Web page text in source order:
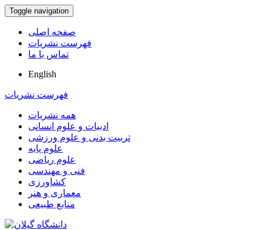
Toggle navigation
صفحه اصلی
فهرست نشریات
تماس با ما
English
فهرست نشریات
همه نشریات
ادبیات و علوم انسانی
تربیت بدنی و علوم ورزشی
علوم پایه
علوم ریاضی
فنی و مهندسی
کشاورزی
معماری و هنر
منابع طبیعی